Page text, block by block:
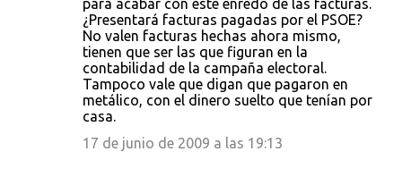
para acabar con este enredo de las facturas.
¿Presentará facturas pagadas por el PSOE?
No valen facturas hechas ahora mismo,
tienen que ser las que figuran en la
contabilidad de la campaña electoral.
Tampoco vale que digan que pagaron en
metálico, con el dinero suelto que tenían por
casa.
17 de junio de 2009 a las 19:13